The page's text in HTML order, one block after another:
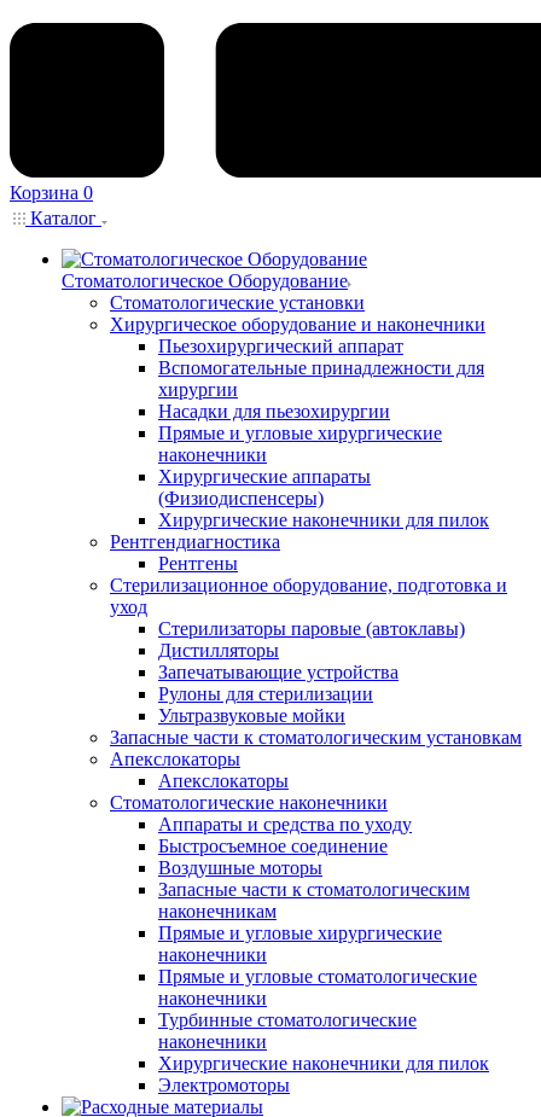
Корзина 0
Каталог
Стоматологическое Оборудование
Стоматологические установки
Хирургическое оборудование и наконечники
Пьезохирургический аппарат
Вспомогательные принадлежности для
хирургии
Насадки для пьезохирургии
Прямые и угловые хирургические
наконечники
Хирургические аппараты
(Физиодиспенсеры)
Хирургические наконечники для пилок
Рентгендиагностика
Рентгены
Стерилизационное оборудование, подготовка и
уход
Стерилизаторы паровые (автоклавы)
Дистилляторы
Запечатывающие устройства
Рулоны для стерилизации
Ультразвуковые мойки
Запасные части к стоматологическим установкам
Апекслокаторы
Апекслокаторы
Стоматологические наконечники
Аппараты и средства по уходу
Быстросъемное соединение
Воздушные моторы
Запасные части к стоматологическим
наконечникам
Прямые и угловые хирургические
наконечники
Прямые и угловые стоматологические
наконечники
Турбинные стоматологические
наконечники
Хирургические наконечники для пилок
Электромоторы